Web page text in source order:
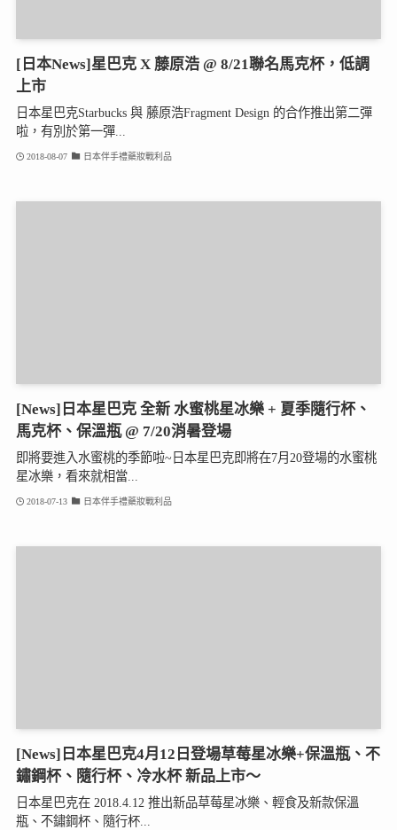
[日本News]星巴克 X 藤原浩 @ 8/21聯名馬克杯，低調
上市
日本星巴克Starbucks 與 藤原浩Fragment Design 的合作推出第二彈
啦，有別於第一彈...
2018-08-07 日本伴手禮藥妝戰利品
[News]日本星巴克 全新 水蜜桃星冰樂 + 夏季隨行杯、
馬克杯、保溫瓶 @ 7/20消暑登場
即將要進入水蜜桃的季節啦~日本星巴克即將在7月20登場的水蜜桃
星冰樂，看來就相當...
2018-07-13 日本伴手禮藥妝戰利品
[News]日本星巴克4月12日登場草莓星冰樂+保溫瓶、不
鏽鋼杯、隨行杯、冷水杯 新品上市～
日本星巴克在 2018.4.12 推出新品草莓星冰樂、輕食及新款保溫
瓶、不鏽鋼杯、隨行杯...